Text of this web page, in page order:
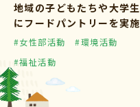
地域の子どもたちや大学生
にフードパントリーを実施
#女性部活動
#環境活動
#福祉活動